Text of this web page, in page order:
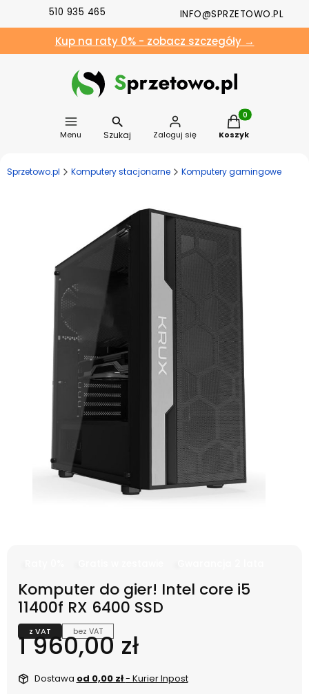
510 935 465 INFO@SPRZETOWO.PL
Kup na raty 0% - zobacz szczegóły →
Menu Szukaj Zaloguj się
Produkty w
Koszyk
Sprzetowo.pl Komputery stacjonarne Komputery gamingowe
Komputer do gier! Intel core i5
11400f RX 6400 SSD
z VAT bez VAT
Cena
1 960,00 zł
Dostawa od 0,00 zł- Kurier Inpost